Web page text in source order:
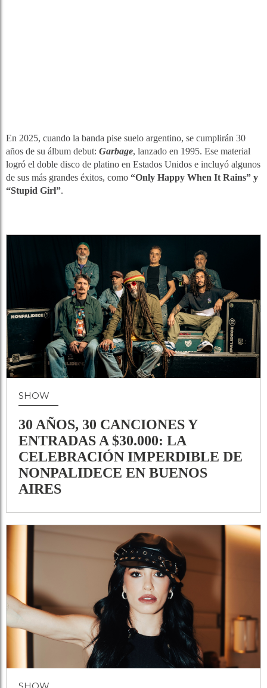
En 2025, cuando la banda pise suelo argentino, se cumplirán 30
años de su álbum debut: Garbage, lanzado en 1995. Ese material
logró el doble disco de platino en Estados Unidos e incluyó algunos
de sus más grandes éxitos, como “Only Happy When It Rains” y
“Stupid Girl”.
SHOW
30 AÑOS, 30 CANCIONES Y
ENTRADAS A $30.000: LA
CELEBRACIÓN IMPERDIBLE DE
NONPALIDECE EN BUENOS
AIRES